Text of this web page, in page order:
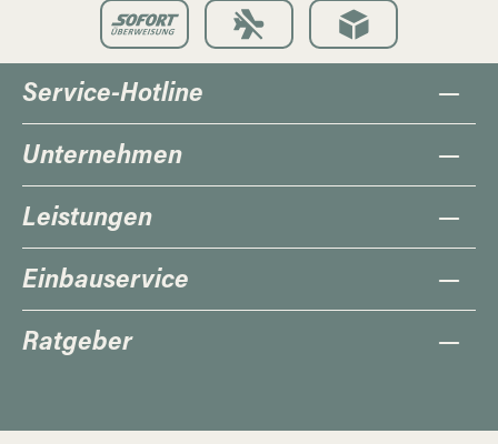
Service-Hotline
Unternehmen
Leistungen
Einbauservice
Ratgeber